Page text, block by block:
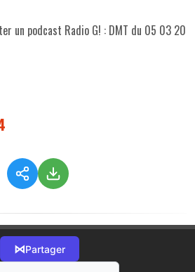
un podcast Radio G! : DMT du 05 03
⋈Partager